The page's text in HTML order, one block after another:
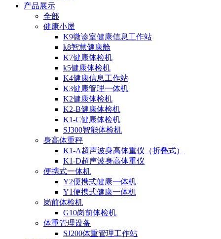
产品展示
全部
健康小屋
K9微诊室健康信息工作站
k8智慧健康舱
K7健康体检机
k5健康体检机
K4健康信息工作站
K3健康管理一体机
K2健康体检机
K2-B健康体检机
K1-C健康体检机
SJ300智能体检机
身高体重秤
K1-A超声波身高体重仪（折叠式）
K1-D超声波身高体重仪
便携式一体机
Y2便携式健康一体机
Y1便携式健康一体机
岗前体检机
G10岗前体检机
体重管理设备
SJ200体重管理工作站